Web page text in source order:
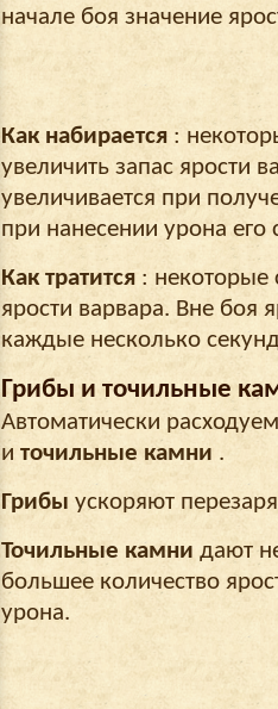
начале боя значение
Как набирается:
увеличить запас ярости
увеличивается при
при нанесении урона его
Как тратится: некоторые
ярости варвара. Вне боя
каждые несколько
Грибы и точильные
Автоматически
и точильные камни .
Грибы ускоряют
Точильные камни дают
большее количество
урона.